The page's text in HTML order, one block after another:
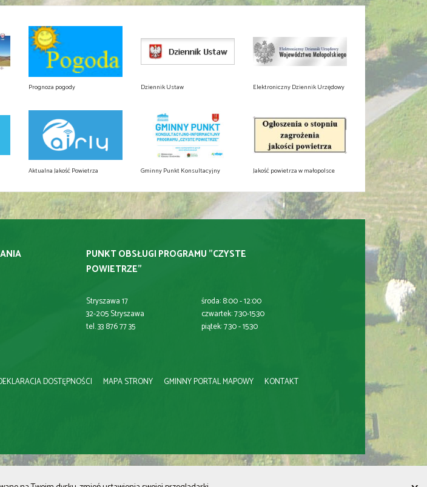
Prognoza pogody Dziennik Ustaw Elektroniczny Dziennik Urzędowy
Aktualna Jakość Powietrza Gminny Punkt Konsultacyjny Jakość powietrza w małopolsce
PUNKT OBSŁUGI PROGRAMU "CZYSTE
POWIETRZE"
Stryszawa 17
32-205 Stryszawa
tel. 33 876 77 35
środa: 8:00 - 12:00
czwartek: 7:30-15:30
piątek: 7:30 - 15:30
DOSTĘPNOŚCI MAPA STRONY GMINNY PORTAL MAPOWY KONTAKT